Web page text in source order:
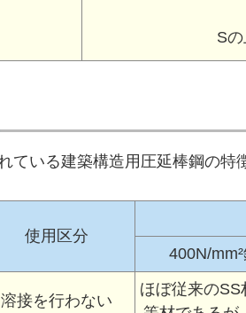
S
ている建築構造用圧延棒鋼の特
使用区分
400N/
溶接を行わない
ほぼ従来のSS